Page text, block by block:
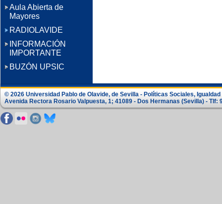
Aula Abierta de
Mayores
RADIOLAVIDE
INFORMACIÓN
IMPORTANTE
BUZÓN UPSIC
© 2026 Universidad Pablo de Olavide, de Sevilla - Políticas Sociales,
Avenida Rectora Rosario Valpuesta, 1; 41089 - Dos Hermanas (Sevilla) - Tlf: